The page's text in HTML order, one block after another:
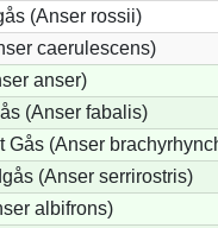
(Anser rossii)
caerulescens)
anser)
(Anser fabalis)
Gås (Anser
(Anser serrirostris)
albifrons)